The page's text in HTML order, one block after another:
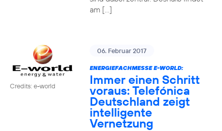
am […]
Credits: e-world
06. Februar 2017
ENERGIEFACHMESSE E-WORLD:
Immer einen Schritt
voraus: Telefónica
Deutschland zeigt
intelligente
Vernetzung